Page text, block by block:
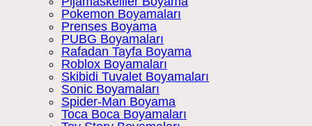
Pokemon Boyamaları
Prenses Boyama
PUBG Boyamaları
Rafadan Tayfa Boyama
Roblox Boyamaları
Skibidi Tuvalet Boyamaları
Sonic Boyamaları
Spider-Man Boyama
Toca Boca Boyamaları